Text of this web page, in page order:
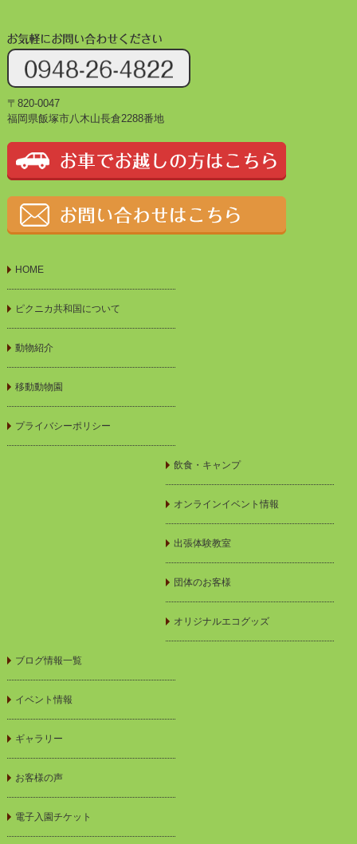
〒820-0047
福岡県飯塚市八木山長倉2288番地
HOME
ピクニカ共和国について
動物紹介
移動動物園
プライバシーポリシー
飲食・キャンプ
オンラインイベント情報
出張体験教室
団体のお客様
オリジナルエコグッズ
ブログ情報一覧
イベント情報
ギャラリー
お客様の声
電子入園チケット